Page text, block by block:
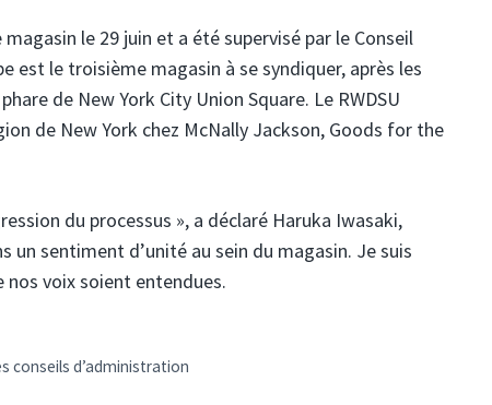
le 29 juin et a été supervisé par le Conseil
est le troisième magasin à se syndiquer, après les
de New York City Union Square. Le RWDSU
de New York chez McNally Jackson, Goods for the
du processus », a déclaré Haruka Iwasaki,
un sentiment d’unité au sein du magasin. Je suis
nos voix soient entendues.
conseils d’administration